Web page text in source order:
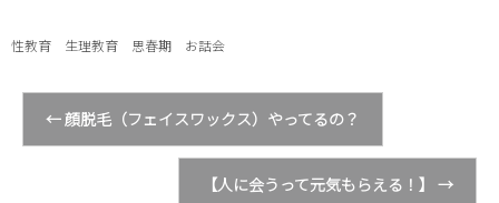
性教育 生理教育 思春期 お話会
←顔脱毛（フェイスワックス）やってるの？
【人に会うって元気もらえる！】 →